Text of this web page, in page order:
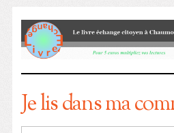
Je lis dans ma